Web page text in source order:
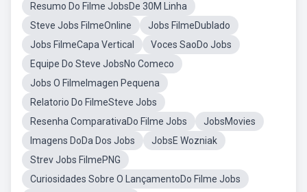
Resumo Do Filme JobsDe 30M Linha
Steve Jobs FilmeOnline
Jobs FilmeDublado
Jobs FilmeCapa Vertical
Voces SaoDo Jobs
Equipe Do Steve JobsNo Comeco
Jobs O FilmeImagen Pequena
Relatorio Do FilmeSteve Jobs
Resenha ComparativaDo Filme Jobs
JobsMovies
Imagens DoDa Dos Jobs
JobsE Wozniak
Strev Jobs FilmePNG
Curiosidades Sobre O LançamentoDo Filme Jobs